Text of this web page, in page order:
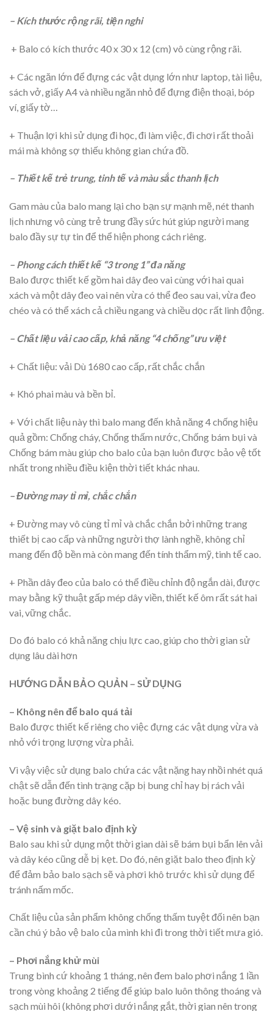
– Kích thước rộng rãi, tiện nghi
+ Balo có kích thước 40 x 30 x 12 (cm) vô cùng rộng rãi.
+ Các ngăn lớn để đựng các vật dụng lớn như laptop, tài liệu,
sách vở, giấy A4 và nhiều ngăn nhỏ để đựng điện thoại, bóp
ví, giấy tờ…
+ Thuận lợi khi sử dụng đi học, đi làm việc, đi chơi rất thoải
mái mà không sợ thiếu không gian chứa đồ.
– Thiết kế trẻ trung, tinh tế và màu sắc thanh lịch
Gam màu của balo mang lại cho bạn sự mạnh mẽ, nét thanh
lịch nhưng vô cùng trẻ trung đầy sức hút giúp người mang
balo đầy sự tự tin để thể hiện phong cách riêng.
– Phong cách thiết kế “3 trong 1” đa năng
Balo được thiết kế gồm hai dây đeo vai cùng với hai quai
xách và một dây đeo vai nên vừa có thể đeo sau vai, vừa đeo
chéo và có thể xách cả chiều ngang và chiều dọc rất linh động.
– Chất liệu vải cao cấp, khả năng “4 chống” ưu việt
+ Chất liệu: vải Dù 1680 cao cấp, rất chắc chắn
+ Khó phai màu và bền bỉ.
+ Với chất liệu này thì balo mang đến khả năng 4 chống hiệu
quả gồm: Chống cháy, Chống thấm nước, Chống bám bụi và
Chống bám màu giúp cho balo của bạn luôn được bảo vệ tốt
nhất trong nhiều điều kiện thời tiết khác nhau.
– Đường may tỉ mỉ, chắc chắn
+ Đường may vô cùng tỉ mỉ và chắc chắn bởi những trang
thiết bị cao cấp và những người thợ lành nghề, không chỉ
mang đến độ bền mà còn mang đến tính thẩm mỹ, tinh tế cao.
+ Phần dây đeo của balo có thể điều chỉnh độ ngắn dài, được
may bằng kỹ thuật gấp mép dây viền, thiết kế ôm rất sát hai
vai, vững chắc.
Do đó balo có khả năng chịu lực cao, giúp cho thời gian sử
dụng lâu dài hơn
HƯỚNG DẪN BẢO QUẢN – SỬ DỤNG
– Không nên để balo quá tải
Balo được thiết kế riêng cho việc đựng các vật dụng vừa và
nhỏ với trọng lượng vừa phải.
Vì vậy việc sử dụng balo chứa các vật nặng hay nhồi nhét quá
chật sẽ dẫn đến tình trạng cặp bị bung chỉ hay bị rách vải
hoặc bung đường dây kéo.
– Vệ sinh và giặt balo định kỳ
Balo sau khi sử dụng một thời gian dài sẽ bám bụi bẩn lên vải
và dây kéo cũng dễ bị kẹt. Do đó, nên giặt balo theo định kỳ
để đảm bảo balo sạch sẽ và phơi khô trước khi sử dụng để
tránh nấm mốc.
Chất liệu của sản phẩm không chống thấm tuyệt đối nên bạn
cần chú ý bảo vệ balo của mình khi đi trong thời tiết mưa gió.
– Phơi nắng khử mùi
Trung bình cứ khoảng 1 tháng, nên đem balo phơi nắng 1 lần
trong vòng khoảng 2 tiếng để giúp balo luôn thông thoáng và
sạch mùi hôi (không phơi dưới nắng gắt, thời gian nên trong